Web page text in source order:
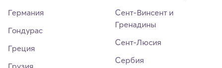
Германия
Гондурас
Греция
Грузия
Сент-Винсент и
Гренадины
Сент-Люсия
Сербия